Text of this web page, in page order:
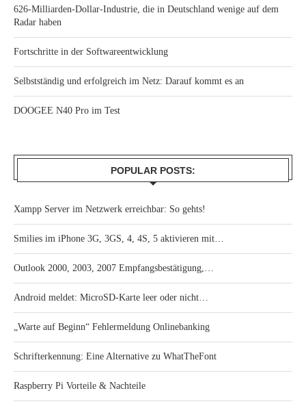
626-Milliarden-Dollar-Industrie, die in Deutschland wenige auf dem
Radar haben
Fortschritte in der Softwareentwicklung
Selbstständig und erfolgreich im Netz: Darauf kommt es an
DOOGEE N40 Pro im Test
POPULAR POSTS:
Xampp Server im Netzwerk erreichbar: So gehts!
Smilies im iPhone 3G, 3GS, 4, 4S, 5 aktivieren mit…
Outlook 2000, 2003, 2007 Empfangsbestätigung,…
Android meldet: MicroSD-Karte leer oder nicht…
„Warte auf Beginn“ Fehlermeldung Onlinebanking
Schrifterkennung: Eine Alternative zu WhatTheFont
Raspberry Pi Vorteile & Nachteile